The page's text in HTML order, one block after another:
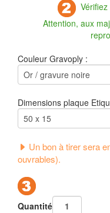
Vérifiez
Attention, aux
Couleur Gravoply :
Dimensions plaque
Un bon à tirer sera
ouvrables).
Quantité